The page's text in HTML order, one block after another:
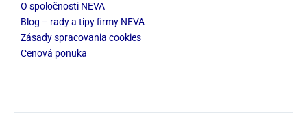
O spoločnosti NEVA
Blog – rady a tipy firmy NEVA
Zásady spracovania cookies
Cenová ponuka